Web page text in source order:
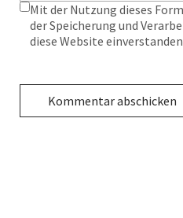
Mit der Nutzung dieses
der Speicherung und
diese Website